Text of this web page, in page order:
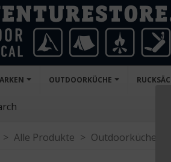
OUTDOORKÜCHE
> Alle Produkte > Outdoorküche